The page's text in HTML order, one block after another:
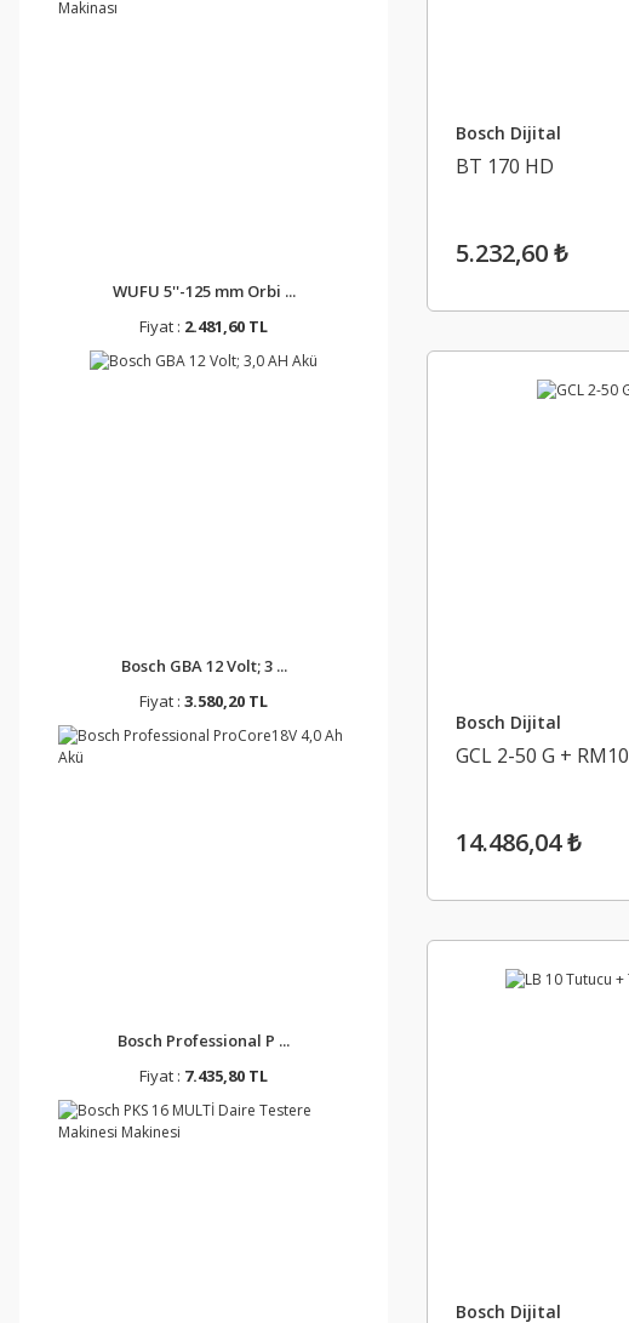
WUFU 5''-125 mm Orbi ...
Fiyat : 2.481,60 TL
Bosch GBA 12 Volt; 3 ...
Fiyat : 3.580,20 TL
Bosch Professional P ...
Fiyat : 7.435,80 TL
Bosch Dijital
BT 170 HD
5.232,60 ₺
Bosch Dijital
GCL 2-50 G + RM10
14.486,04 ₺
Bosch Dijital